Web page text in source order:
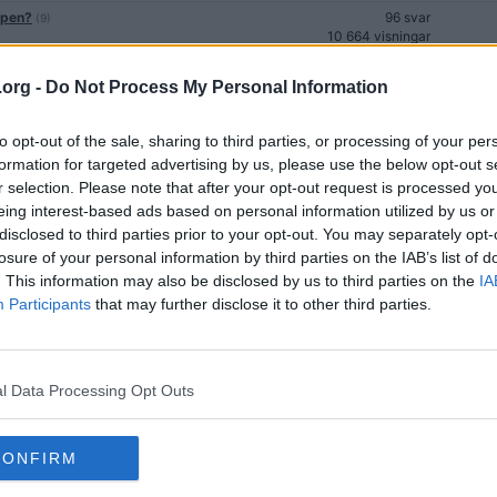
- Do Not Process My Personal Information
opt-out of the sale, sharing to third parties, or processing of your
for targeted advertising by us, please use the below opt-out
selection. Please note that after your opt-out request is processed
interest-based ads based on personal information utilized by us
to third parties prior to your opt-out. You may separately
of your personal information by third parties on the IAB’s list of
This information may also be disclosed by us to third parties on the
Participants that may further disclose it to other third parties.
Data Processing Opt Outs
(9)
96 svar
10 664 visningar
9 405 visningar
3 190 visningar
43 svar
10 185 visningar
38 svar
8 482 visningar
av
87 svar
11 391 visningar
(4)
46 svar